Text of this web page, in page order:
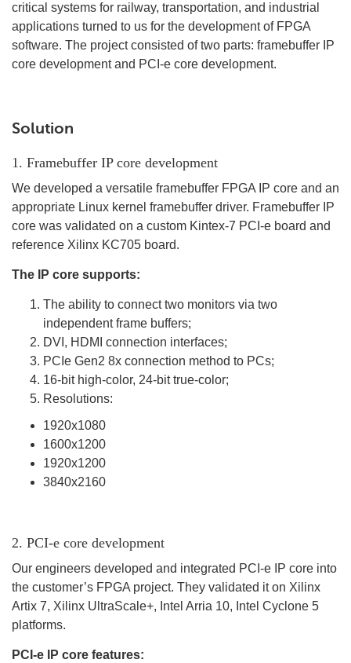
critical systems for railway, transportation, and industrial
applications turned to us for the development of FPGA
software. The project consisted of two parts: framebuffer IP
core development and PCI-e core development.
Solution
1. Framebuffer IP core development
We developed a versatile framebuffer FPGA IP core and an
appropriate Linux kernel framebuffer driver. Framebuffer IP
core was validated on a custom Kintex-7 PCI-e board and
reference Xilinx KC705 board.
The IP core supports:
The ability to connect two monitors via two
independent frame buffers;
DVI, HDMI connection interfaces;
PCIe Gen2 8x connection method to PCs;
16-bit high-color, 24-bit true-color;
Resolutions:
1920х1080
1600х1200
1920х1200
3840х2160
2. PCI-e core development
Our engineers developed and integrated PCI-e IP core into
the customer’s FPGA project. They validated it on Xilinx
Artix 7, Xilinx UltraScale+, Intel Arria 10, Intel Cyclone 5
platforms.
PCI-e IP core features: